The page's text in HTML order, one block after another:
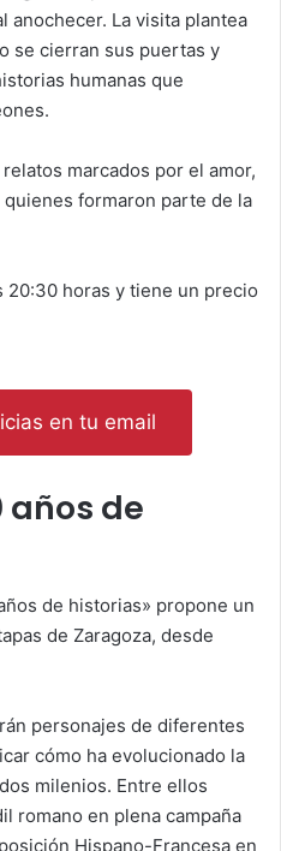
anochecer. La visita plantea
se cierran sus puertas y
humanas que
marcados por el amor,
formaron parte de la
20:30 horas y tiene un precio
en tu email
años de
de historias» propone un
de Zaragoza, desde
personajes de diferentes
cómo ha evolucionado la
milenios. Entre ellos
romano en plena campaña
Hispano-Francesa en